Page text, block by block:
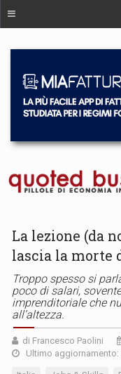
La lezione (da
lascia la morte
Troppo spesso si
poco di salari,
imprenditoriale che
all’altezza.
di Francesco Paolini
Ultimo